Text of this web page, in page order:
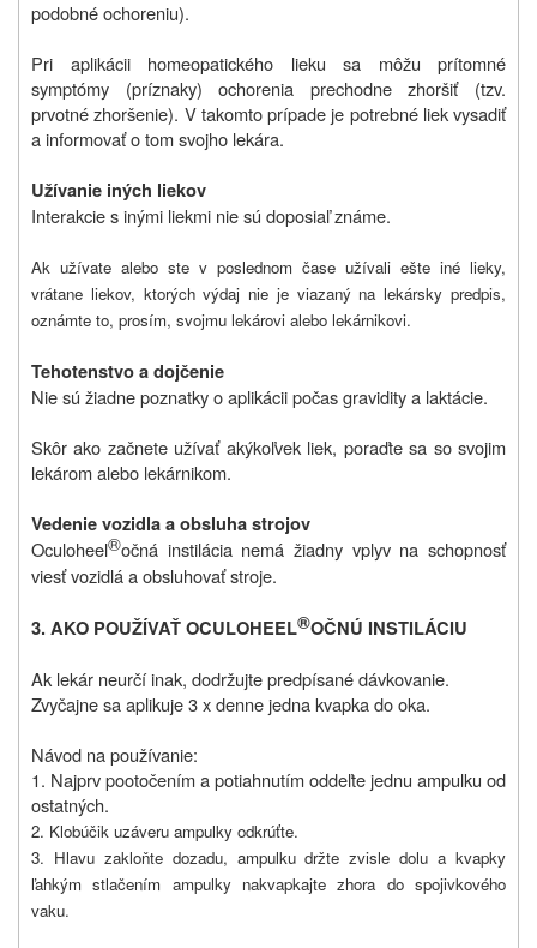
podobné ochoreniu).
Pri aplikácii homeopatického lieku sa môžu prítomné
symptómy (príznaky) ochorenia prechodne zhoršiť (tzv.
prvotné zhoršenie). V takomto prípade je potrebné liek vysadiť
a informovať o tom svojho lekára.
Užívanie iných liekov
Interakcie s inými liekmi nie sú doposiaľ známe.
Ak užívate alebo ste v poslednom čase užívali ešte iné lieky,
vrátane liekov, ktorých výdaj nie je viazaný na lekársky predpis,
oznámte to, prosím, svojmu lekárovi alebo lekárnikovi.
Tehotenstvo a dojčenie
Nie sú žiadne poznatky o aplikácii počas gravidity a laktácie.
Skôr ako začnete užívať akýkoľvek liek, poraďte sa so svojim
lekárom alebo lekárnikom.
Vedenie vozidla a obsluha strojov
Oculoheel®očná instilácia nemá žiadny vplyv na schopnosť
viesť vozidlá a obsluhovať stroje.
3. AKO POUŽÍVAŤOCULOHEEL®OČNÚ INSTILÁCIU
Ak lekár neurčí inak, dodržujte predpísané dávkovanie.
Zvyčajne sa aplikuje 3 x denne jedna kvapka do oka.
Návod na používanie:
1. Najprv pootočením a potiahnutím oddeľte jednu ampulku od
ostatných.
2. Klobúčik uzáveru ampulky odkrúťte.
3. Hlavu zakloňte dozadu, ampulku držte zvisle dolu a kvapky
ľahkým stlačením ampulky nakvapkajte zhora do spojivkového
vaku.